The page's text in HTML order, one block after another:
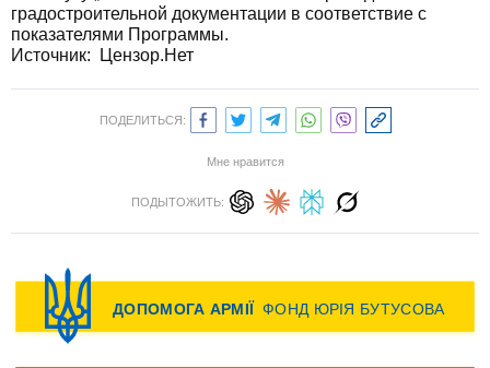
градостроительной документации в соответствие с
показателями Программы.
Источник: Цензор.Нет
ПОДЕЛИТЬСЯ:
Мне нравится
ПОДЫТОЖИТЬ: